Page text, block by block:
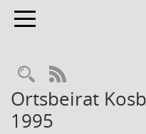
Toggle navigation
RSS-Feed
Ortsbeirat
1995